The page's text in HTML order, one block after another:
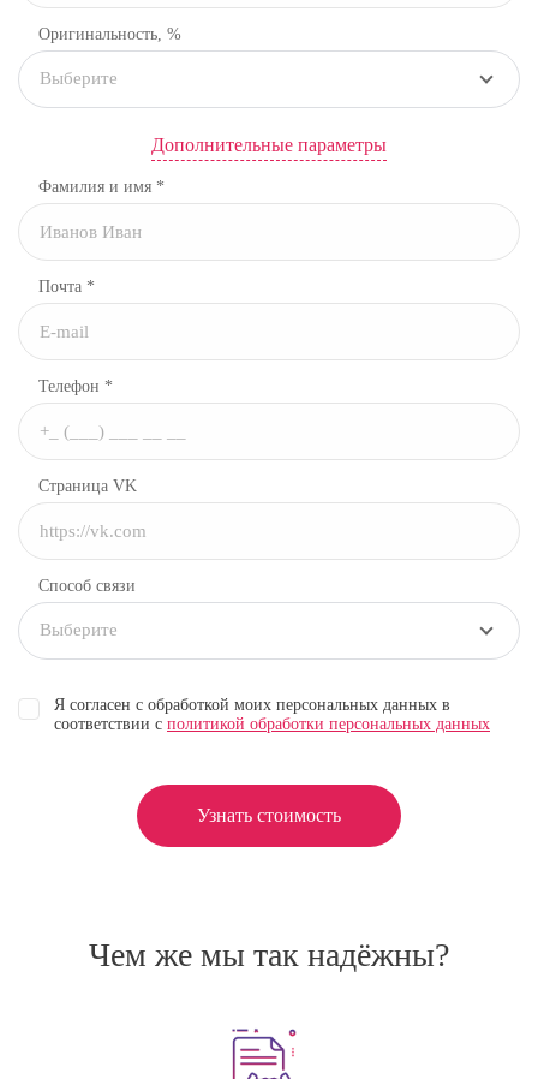
Оригинальность, %
Выберите
Дополнительные параметры
Фамилия и имя *
Почта *
Телефон *
Страница VK
Способ связи
Выберите
Я согласен с обработкой моих персональных данных в
соответствии с политикой обработки персональных данных
Узнать стоимость
Чем же мы так надёжны?